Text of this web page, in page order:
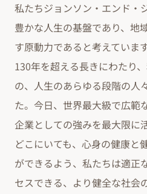
私たちジョンソン・エンド・
豊かな人生の基盤であり、地
す原動力であると考えていま
130年を超える長きにわたり
の、人生のあらゆる段階の人
た。今日、世界最大級で広範
企業としての強みを最大限に
どこにいても、心身の健康と
ができるよう、私たちは適正
セスできる、より健全な社会